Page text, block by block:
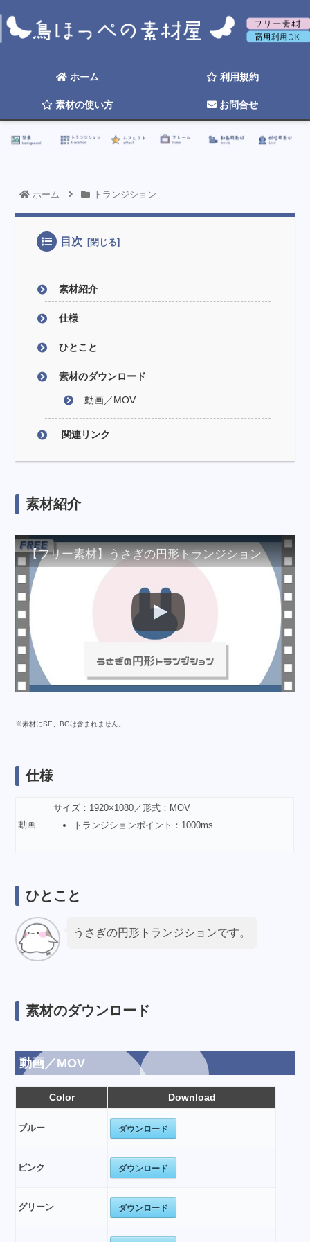
ホーム 利用規約
素材の使い方 お問合せ
☆ 2026年そろそろ更新したい ☆
ホーム トランジション
目次
素材紹介
仕様
ひとこと
素材のダウンロード
動画／MOV
関連リンク
素材紹介
【フリー素材】うさぎの円形トランジション
※素材にSE、BGは含まれません。
仕様
動画
サイズ：1920×1080／形式：MOV
トランジションポイント：1000ms
ひとこと
うさぎの円形トランジションです。
素材のダウンロード
動画／MOV
Color Download
ブルー ダウンロード
ピンク ダウンロード
グリーン ダウンロード
トランジション エフェクト フレーム 動画用素材 配信用素材